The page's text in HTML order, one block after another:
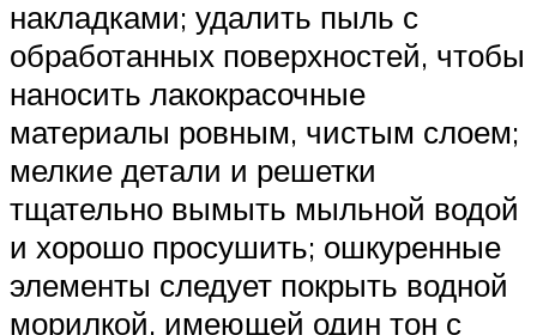
накладками; удалить пыль с
обработанных поверхностей, чтобы
наносить лакокрасочные
материалы ровным, чистым слоем;
мелкие детали и решетки
тщательно вымыть мыльной водой
и хорошо просушить; ошкуренные
элементы следует покрыть водной
морилкой, имеющей один тон с